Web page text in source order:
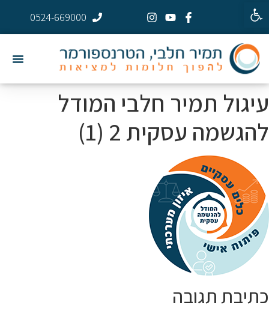
פתח סרגל נגישות
0524-669000
עיגול תמיר חלבי המודל
להגשמה עסקית 2 (1)
כתיבת תגובה